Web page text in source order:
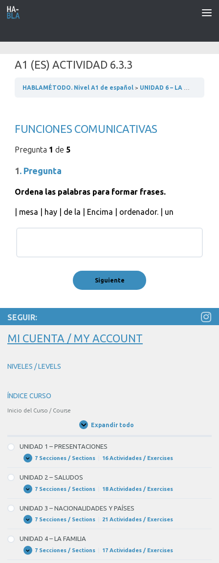
Saltar al contenido
A1 (ES) ACTIVIDAD 6.3.3
HABLAMÉTODO. Nivel A1 de español UNIDAD 6 – LA CASA
FUNCIONES COMUNICATIVAS
Pregunta 1 de 5
1. Pregunta
Ordena las palabras para formar frases.
| mesa | hay | de la | Encima | ordenador. | un
SEGUIR:
MI CUENTA / MY ACCOUNT
NIVELES / LEVELS
ÍNDICE CURSO
Inicio del Curso / Course
Expandir todo
Unidades
UNIDAD 1 – PRESENTACIONES
Expandir
UNIDAD
–
PRESENTACIONES
7 Secciones / Sections 16 Actividades / Exercises
UNIDAD 2 – SALUDOS
Expandir
UNIDAD
–
SALUDOS
7 Secciones / Sections 18 Actividades / Exercises
UNIDAD 3 – NACIONALIDADES Y PAÍSES
Expandir
UNIDAD
–
NACIONALIDADES
Y
PAÍSES
7 Secciones / Sections 21 Actividades / Exercises
UNIDAD 4 – LA FAMILIA
Expandir
UNIDAD7 Secciones / Sections 17 Actividades / Exercises